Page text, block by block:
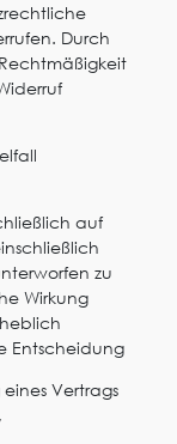
Durch
auf
zu
Wirkung
Entscheidung
Vertrags